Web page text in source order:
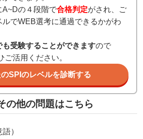
A~Dの４段階で合格判定がされ、ご
ルでWEB選考に通過できるかがわ
も受験することができますので
活用ください。
SPIのレベルを診断する
の他の問題はこちら
語）